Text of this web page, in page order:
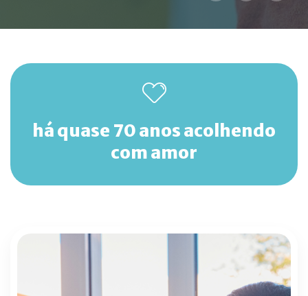
há quase 70 anos acolhendo
com amor